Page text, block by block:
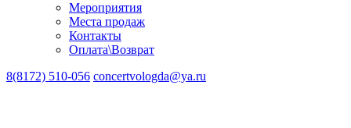
Мероприятия
Места продаж
Контакты
Оплата\Возврат
8(8172) 510-056 concertvologda@ya.ru